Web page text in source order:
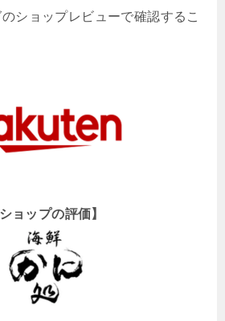
ショップレビューで確認するこ
ショップの評価】